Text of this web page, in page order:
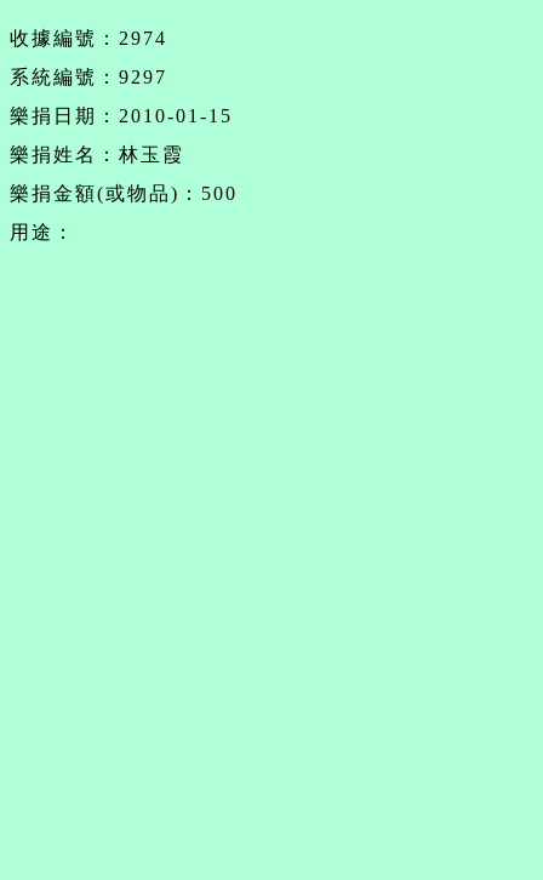
收據編號：2974
系統編號：9297
樂捐日期：2010-01-15
樂捐姓名：林玉霞
樂捐金額(或物品)：500
用途：